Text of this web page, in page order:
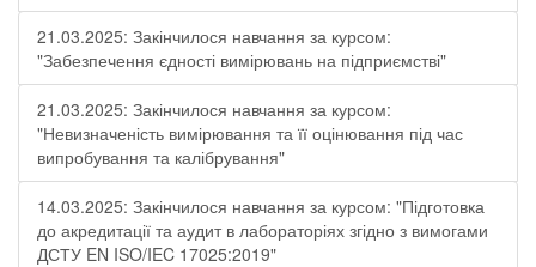
21.03.2025: Закінчилося навчання за курсом:
"Забезпечення єдності вимірювань на підприємстві"
21.03.2025: Закінчилося навчання за курсом:
"Невизначеність вимірювання та її оцінювання під час
випробування та калібрування"
14.03.2025: Закінчилося навчання за курсом: "Підготовка
до акредитації та аудит в лабораторіях згідно з вимогами
ДСТУ EN ISO/IEC 17025:2019"